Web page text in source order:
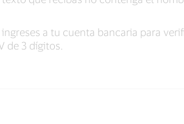
a tu cuenta bancaria para
de 3 dígitos.